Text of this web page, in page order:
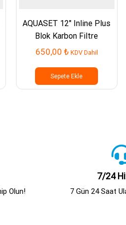
AQUASET 12″ Inline Plus
Blok Karbon Filtre
650,00 ₺ KDV Dahil
Sepete Ekle
Olun!
7/24
7 Gün 24 Saat